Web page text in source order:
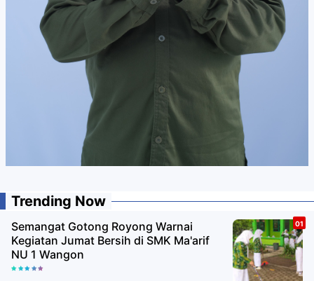
Trending Now
Semangat Gotong Royong Warnai
Kegiatan Jumat Bersih di SMK Ma'arif
NU 1 Wangon